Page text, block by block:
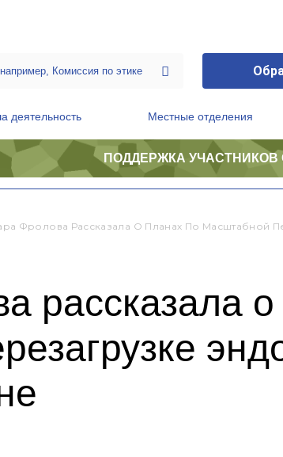
деятельность Местные отделения
ПОДДЕРЖКА УЧАСТНИКОВ
Фролова Рассказала О Планах По Масштабной
рассказала